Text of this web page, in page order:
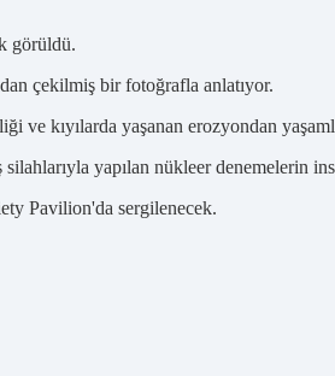
görüldü.
çekilmiş bir fotoğrafla anlatıyor.
kıyılarda yaşanan erozyondan
yapılan nükleer denemelerin
Pavilion'da sergilenecek.